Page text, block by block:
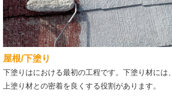
屋根/下塗り
下塗りはにおける最初の工程です。下塗り材には、
上塗り材との密着を良くする役割があります。